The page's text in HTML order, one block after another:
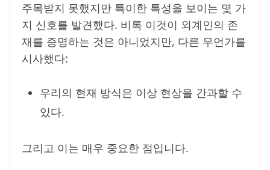
주목받지 못했지만 특이한 특성을 보이는 몇 가
지 신호를 발견했다. 비록 이것이 외계인의 존
재를 증명하는 것은 아니었지만, 다른 무언가를
시사했다:
우리의 현재 방식은 이상 현상을 간과할 수
있다.
그리고 이는 매우 중요한 점입니다.